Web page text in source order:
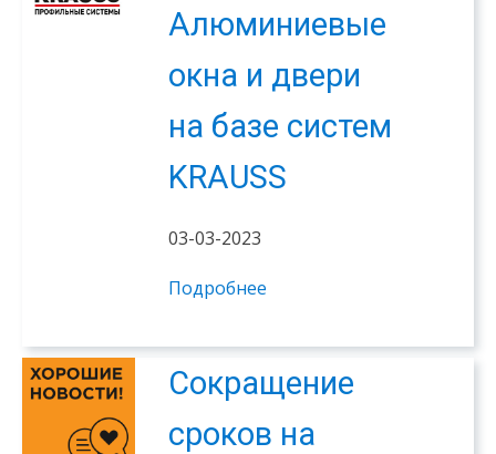
Алюминиевые
окна и двери
на базе систем
KRAUSS
03-03-2023
Подробнее
Сокращение
сроков на